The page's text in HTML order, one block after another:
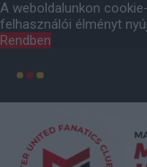
A weboldalunkon
felhasználói élményt
Rendben